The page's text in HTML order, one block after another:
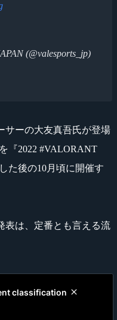
(@valesports_jp)
サーの大友真吾氏が登場
『2022 #VALORANT
た後の10月頃に開催す
表は、定番とも言える流